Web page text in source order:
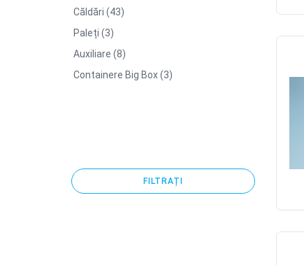
Căldări (43)
Paleți (3)
Auxiliare (8)
Containere Big Box(3)
FILTRAȚI